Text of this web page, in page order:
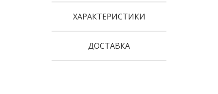
ХАРАКТЕРИСТИКИ
ДОСТАВКА